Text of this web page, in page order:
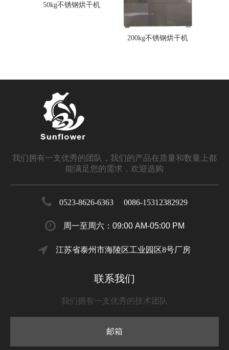
50kg不锈钢烘干机
200kg不锈钢烘干机
我们拥有一支优秀的团队，我们的产品在质量和数量上都
能满足您的需求，欢迎选购
0523-8626-6363 0086-15312382929
周一至周六：09:00 AM-05:00 PM
江苏省泰州市海陵区工业园区8号厂房
联系我们
我们拥有一支优秀的技术团队